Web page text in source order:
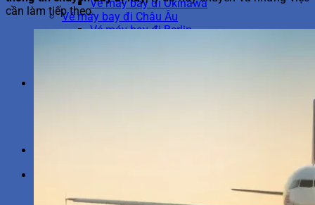
Vé máy bay đi Okinawa
Vé máy bay đi Châu Âu
Vé máy bay đi Berlin
cần làm tiếp theo.